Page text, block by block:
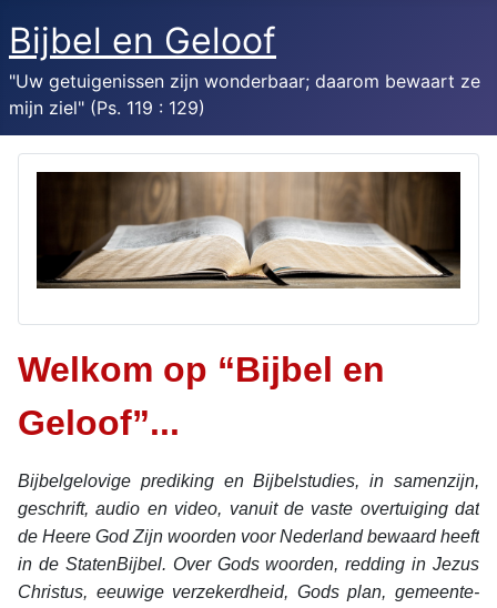
Bijbel en Geloof
"Uw getuigenissen zijn wonderbaar; daarom bewaart ze
mijn ziel" (Ps. 119 : 129)
Welkom op “Bijbel en
Geloof”...
Bijbelgelovige prediking en Bijbelstudies, in samenzijn,
geschrift, audio en video, vanuit de vaste overtuiging dat
de Heere God Zijn woorden voor Nederland bewaard heeft
in de StatenBijbel. Over Gods woorden, redding in Jezus
Christus, eeuwige verzekerdheid, Gods plan, gemeente-